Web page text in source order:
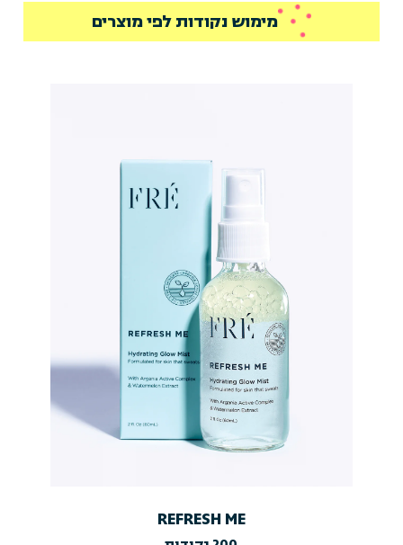
מימוש נקודות לפי מוצרים
REFRESH ME